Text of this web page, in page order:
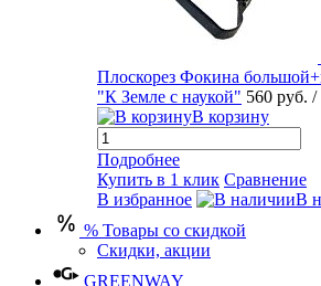
Плоскорез Фокина
"К Земле с наукой" 560 руб. /
В корзину
Подробнее
Купить в 1 клик Сравнение
В избранное
В
% Товары со скидкой
Скидки, акции
GREENWAY